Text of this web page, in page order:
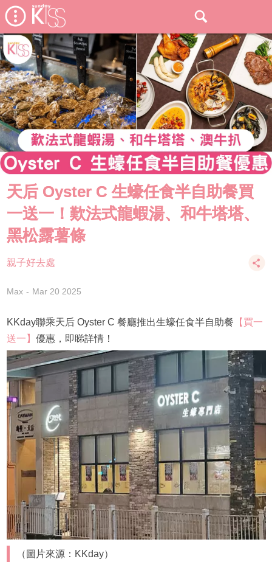
天后 Oyster C 生蠔任食半自助餐買
一送一！歎法式龍蝦湯、和牛塔塔、
黑松露薯條
親子好去處
Max Mar 20 2025
KKday聯乘天后 Oyster C 餐廳推出生蠔任食半自助餐 【買一
送一】 優惠，即睇詳情！
（圖片來源：KKday）